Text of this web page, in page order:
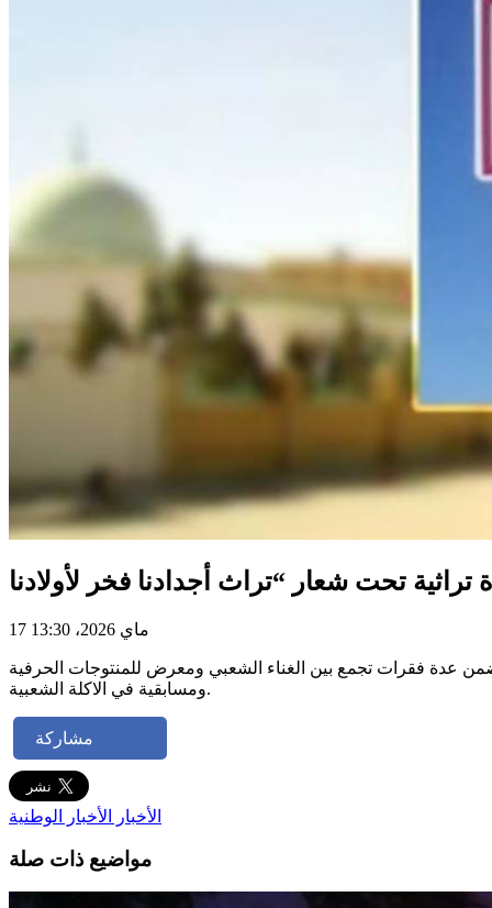
17 ماي 2026، 13:30
فخر لاولادنا” تتضمن عدة فقرات تجمع بين الغناء الشعبي ومعرض للمنتوجات الحرفية
ومسابقية في الاكلة الشعبية.
مشاركة
الأخبار الأخبار الوطنية
مواضيع ذات صلة